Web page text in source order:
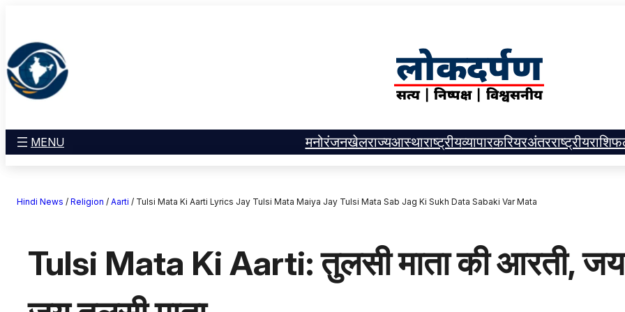
जाएं
MENU
खेल
राज्य
आस्था
व्यापार
राशिफल
Instagram X
मनोरंजनखेलराज्यआस्थाराष्ट्रीयव्यापारकरियरअंतरराष्ट्रीय
Hindi News / Religion / Aarti / Tulsi Mata Ki Aarti Lyrics Jay Tulsi Mata Maiya Jay Tulsi Mata Sab Jag Ki Sukh Data Sabaki Var Mata
Tulsi Mata Ki Aarti: तुलसी माता की आरती, जय